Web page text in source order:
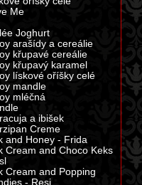
Me
Joghurt
arašídy a cereálie
křupavé cereálie
křupavý karamel
lískové oříšky celé
mandle
mléčná
a ibišek
Creme
and Honey - Frida
Cream and Choco Keks
Cream and Popping
- Resi